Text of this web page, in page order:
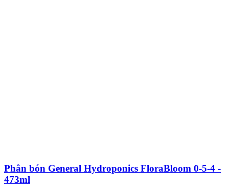
Phân bón General Hydroponics FloraBloom 0-5-4 -
473ml